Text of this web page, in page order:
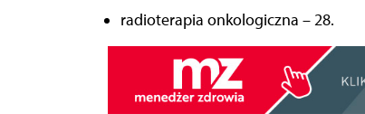
radioterapia onkologiczna – 28.